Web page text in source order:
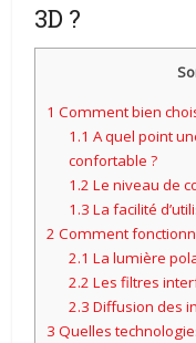
3D ?
1 Comment bien
1.1 A quel point
confortable ?
1.2 Le niveau de
1.3 La facilité
2 Comment
2.1 La lumière
2.2 Les filtres
2.3 Diffusion des
3 Quelles